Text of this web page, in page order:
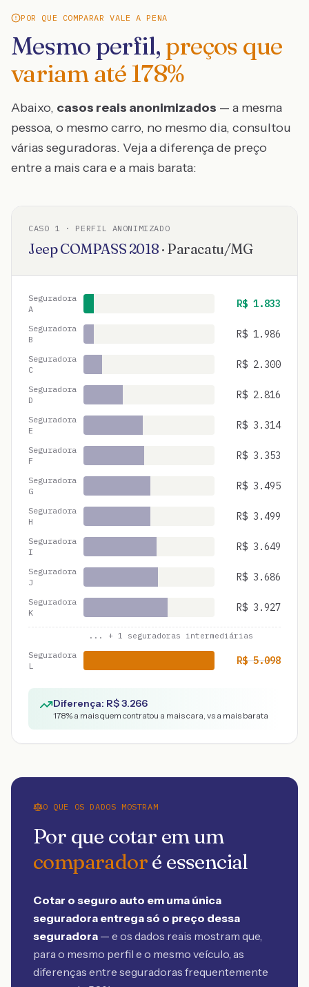
POR QUE COMPARAR VALE A PENA
Mesmo perfil, preços que
variam até178%
Abaixo, casos reais anonimizados — a mesma
pessoa, o mesmo carro, no mesmo dia, consultou
várias seguradoras. Veja a diferença de preço
entre a mais cara e a mais barata:
CASO 1 · PERFIL ANONIMIZADO
JeepCOMPASS 2018 · Paracatu/MG
Seguradora
A
R$ 1.833
Seguradora
B
R$ 1.986
Seguradora
C
R$ 2.300
Seguradora
D
R$ 2.816
Seguradora
E
R$ 3.314
Seguradora
F
R$ 3.353
Seguradora
G
R$ 3.495
Seguradora
H
R$ 3.499
Seguradora
I
R$ 3.649
Seguradora
J
R$ 3.686
Seguradora
K
R$ 3.927
... + 1 seguradoras intermediárias
Seguradora
L
R$5.098
Diferença: R$3.266
178% a mais quem contratou a mais cara, vs a mais barata
O QUE OS DADOS MOSTRAM
Por que cotar em um
comparadoré essencial
Cotar o seguro auto em uma única
seguradora entrega só o preço dessa
seguradora — e os dados reais mostram que,
para o mesmo perfil e o mesmo veículo, as
diferenças entre seguradoras frequentemente